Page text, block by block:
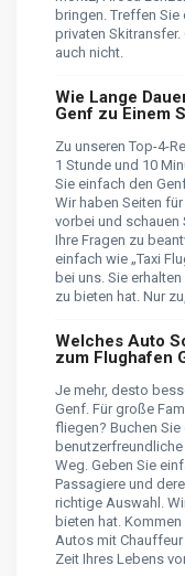
bringen. Treffen Sie
privaten
auch nicht.
Wie Lange
Genf zu Einem
Zu unseren Top-4-
1 Stunde und 10
Sie einfach den
Wir haben Seiten
vorbei und schauen
Ihre Fragen zu
einfach wie „Taxi
bei uns. Sie
zu bieten hat. Nur
Welches Auto
zum Flughafen
Je mehr, desto
Genf. Für große
fliegen? Buchen
Weg. Geben Sie
Passagiere und
richtige Auswahl.
bieten hat.
Autos mit
Zeit Ihres Lebens